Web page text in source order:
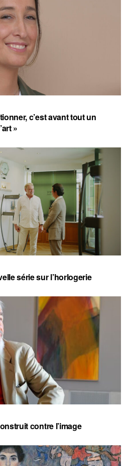
c’est avant tout un
»
série sur l’horlogerie
contre l’image